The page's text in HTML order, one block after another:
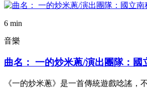
6 min
音樂
曲名： 一的炒米蔥/演出團隊：
《一的炒米蔥》是一首傳統遊戲唸謠